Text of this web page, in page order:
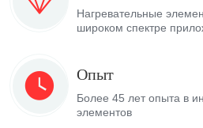
Нагревательные
широком спектре
Опыт
Более 45 лет опыта в
элементов